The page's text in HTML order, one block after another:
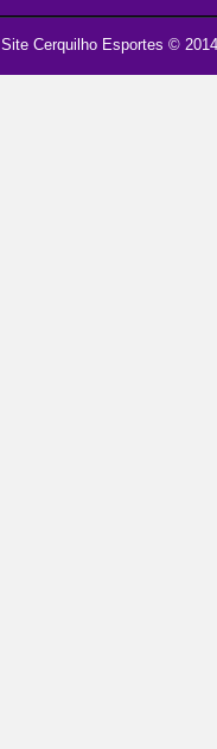
Site Cerquilho Esportes ©